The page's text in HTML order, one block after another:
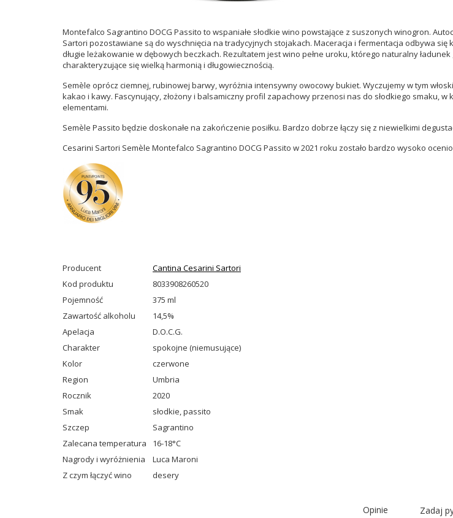
Montefalco Sagrantino DOCG Passito to wspaniałe słodkie wino powstające z suszonych winogron.
Sartori pozostawiane są do wyschnięcia na tradycyjnych stojakach. Maceracja i fermentacja odbywa
długie leżakowanie w dębowych beczkach. Rezultatem jest wino pełne uroku, którego naturalny
charakteryzujące się wielką harmonią i długowiecznością.
Semèle oprócz ciemnej, rubinowej barwy, wyróżnia intensywny owocowy bukiet. Wyczujemy w tym
kakao i kawy. Fascynujący, złożony i balsamiczny profil zapachowy przenosi nas do słodkiego smaku,
elementami.
Semèle Passito będzie doskonałe na zakończenie posiłku. Bardzo dobrze łączy się z niewielkimi
Cesarini Sartori Semèle Montefalco Sagrantino DOCG Passito w 2021 roku zostało bardzo wysoko
Producent
Cantina Cesarini Sartori
Kod produktu
8033908260520
Pojemność
375 ml
Zawartość alkoholu
14,5%
Apelacja
D.O.C.G.
Charakter
spokojne (niemusujące)
Kolor
czerwone
Region
Umbria
Rocznik
2020
Smak
słodkie,passito
Szczep
Sagrantino
Zalecana temperatura
16-18°C
Nagrody i wyróżnienia
Luca Maroni
Z czym łączyć wino
desery
Opinie Zadaj